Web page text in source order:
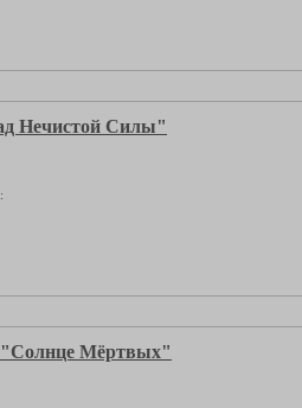
Нечистой Силы"
Мёртвых"